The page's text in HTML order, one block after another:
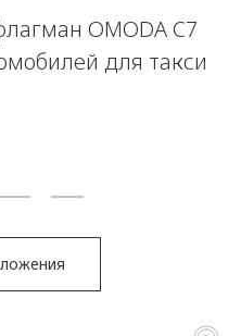
OMODA C7
для такси